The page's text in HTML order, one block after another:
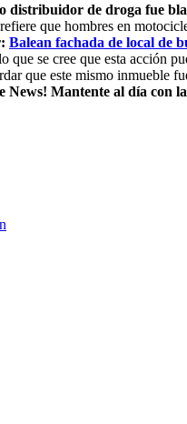
distribuidor de droga fue
que hombres en
Balean fachada de local de
se cree que esta acción
que este mismo inmueble
News! Mantente al día